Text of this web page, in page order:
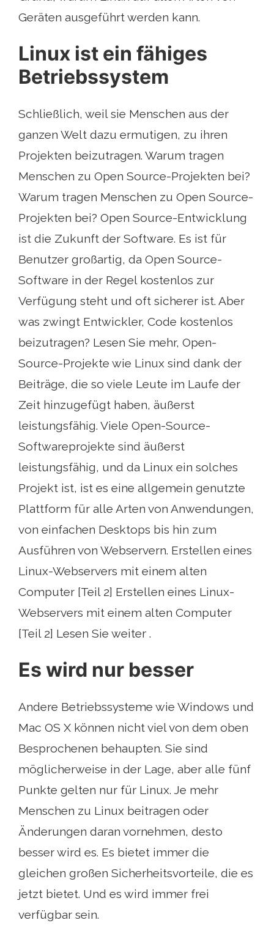
Geräten ausgeführt werden kann.
Linux ist ein fähiges
Betriebssystem
Schließlich, weil sie Menschen aus der
ganzen Welt dazu ermutigen, zu ihren
Projekten beizutragen. Warum tragen
Menschen zu Open Source-Projekten bei?
Warum tragen Menschen zu Open Source-
Projekten bei? Open Source-Entwicklung
ist die Zukunft der Software. Es ist für
Benutzer großartig, da Open Source-
Software in der Regel kostenlos zur
Verfügung steht und oft sicherer ist. Aber
was zwingt Entwickler, Code kostenlos
beizutragen? Lesen Sie mehr, Open-
Source-Projekte wie Linux sind dank der
Beiträge, die so viele Leute im Laufe der
Zeit hinzugefügt haben, äußerst
leistungsfähig. Viele Open-Source-
Softwareprojekte sind äußerst
leistungsfähig, und da Linux ein solches
Projekt ist, ist es eine allgemein genutzte
Plattform für alle Arten von Anwendungen,
von einfachen Desktops bis hin zum
Ausführen von Webservern. Erstellen eines
Linux-Webservers mit einem alten
Computer [Teil 2] Erstellen eines Linux-
Webservers mit einem alten Computer
[Teil 2] Lesen Sie weiter .
Es wird nur besser
Andere Betriebssysteme wie Windows und
Mac OS X können nicht viel von dem oben
Besprochenen behaupten. Sie sind
möglicherweise in der Lage, aber alle fünf
Punkte gelten nur für Linux. Je mehr
Menschen zu Linux beitragen oder
Änderungen daran vornehmen, desto
besser wird es. Es bietet immer die
gleichen großen Sicherheitsvorteile, die es
jetzt bietet. Und es wird immer frei
verfügbar sein.